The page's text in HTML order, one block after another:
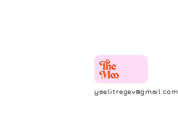
yaelitregev@gmail.com